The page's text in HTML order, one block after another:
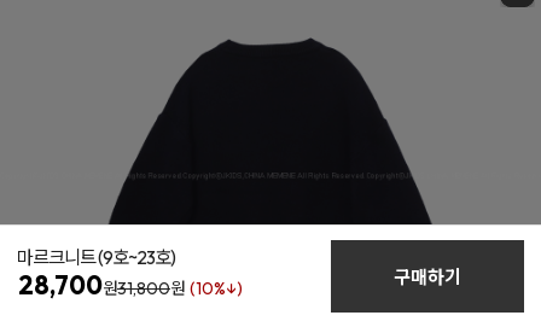
마르크니트(9호~23호)
28,700원31,800원 (10%↓) 구매하기